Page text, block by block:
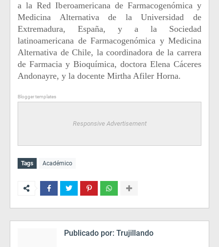
a la Red Iberoamericana de Farmacogenómica y
Medicina Alternativa de la Universidad de
Extremadura, España, y a la Sociedad
latinoamericana de Farmacogenómica y Medicina
Alternativa de Chile, la coordinadora de la carrera
de Farmacia y Bioquímica, doctora Elena Cáceres
Andonayre, y la docente Mirtha Afiler Horna.
Blogger templates
Responsive Advertisement
Tags Académico
Publicado por: Trujillando